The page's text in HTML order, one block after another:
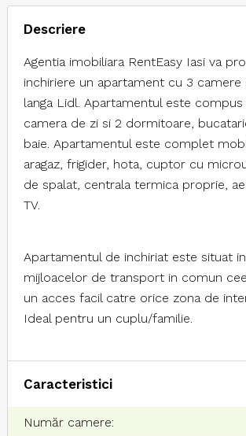
Descriere
Agentia imobiliara RentEasy Iasi va
inchiriere un apartament cu 3 camere
langa Lidl. Apartamentul este
camera de zi si 2 dormitoare,
baie. Apartamentul este complet
aragaz, frigider, hota, cuptor cu
de spalat, centrala termica proprie,
TV.
Apartamentul de inchiriat este situat
mijloacelor de transport in comun
un acces facil catre orice zona de
Ideal pentru un cuplu/familie.
Caracteristici
Număr camere: